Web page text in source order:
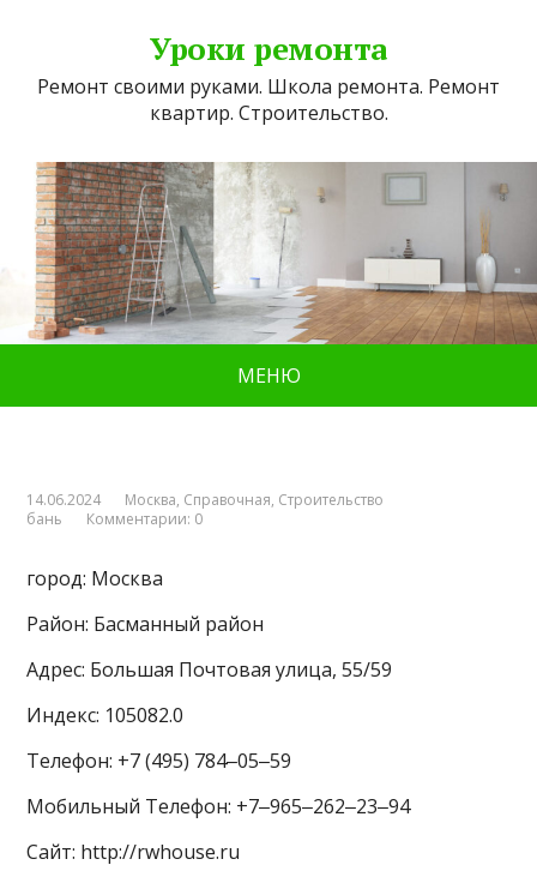
Уроки ремонта
Ремонт своими руками. Школа ремонта. Ремонт
квартир. Строительство.
МЕНЮ
14.06.2024 Москва, Справочная, Строительство
бань
Комментарии: 0
город: Москва
Район: Басманный район
Адрес: Большая Почтовая улица, 55/59
Индекс: 105082.0
Телефон: +7 (495) 784‒05‒59
Мобильный Телефон: +7‒965‒262‒23‒94
Сайт: http://rwhouse.ru